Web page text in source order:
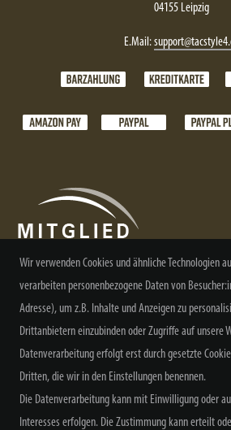
04155 Leipzig
E.Mail:
NEWSLETTER
Alle Preisangaben inkl. MwSt.
Wir verwenden Cookies und ähnliche Technologien
verarbeiten personenbezogene Daten von
Adresse), um z.B. Inhalte und Anzeigen zu
Drittanbietern einzubinden oder Zugriffe auf unsere
Datenverarbeitung erfolgt erst durch gesetzte
Dritten, die wir in den Einstellungen benennen.
Die Datenverarbeitung kann mit Einwilligung oder
Interesses erfolgen. Die Zustimmung kann erteilt